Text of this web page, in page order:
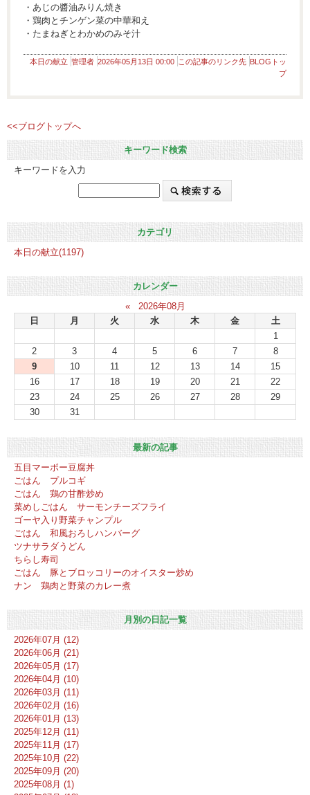
・あじの醬油みりん焼き
・鶏肉とチンゲン菜の中華和え
・たまねぎとわかめのみそ汁
本日の献立 管理者 2026年05月13日 00:00 この記事のリンク先 BLOGトッ
プ
<<ブログトップへ
キーワード検索
キーワードを入力
カテゴリ
本日の献立(1197)
カレンダー
«
2026年08月
日
月 火 水 木 金
土
1
2
3 4 5 6 7
8
9
10 11 12 13 14
15
16
17 18 19 20 21
22
23
24 25 26 27 28
29
30
31
最新の記事
五目マーボー豆腐丼
ごはん プルコギ
ごはん 鶏の甘酢炒め
菜めしごはん サーモンチーズフライ
ゴーヤ入り野菜チャンプル
ごはん 和風おろしハンバーグ
ツナサラダうどん
ちらし寿司
ごはん 豚とブロッコリーのオイスター炒め
ナン 鶏肉と野菜のカレー煮
月別の日記一覧
2026年07月 (12)
2026年06月 (21)
2026年05月 (17)
2026年04月 (10)
2026年03月 (11)
2026年02月 (16)
2026年01月 (13)
2025年12月 (11)
2025年11月 (17)
2025年10月 (22)
2025年09月 (20)
2025年08月 (1)